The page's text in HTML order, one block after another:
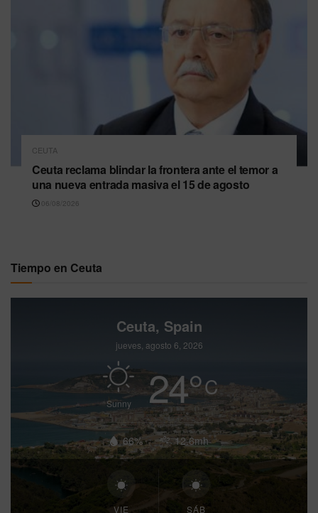
CEUTA
Ceuta reclama blindar la frontera ante el temor a
una nueva entrada masiva el 15 de agosto
06/08/2026
Tiempo en Ceuta
Ceuta, Spain
jueves, agosto 6, 2026
Sunny 24°C
66% 12.6mh
VIE SÁB